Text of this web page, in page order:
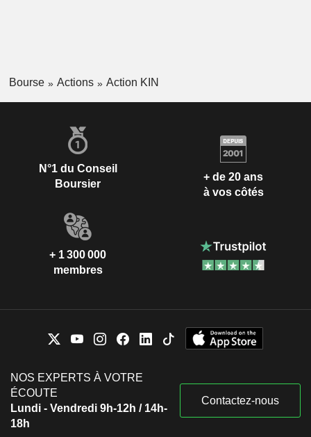
Bourse Actions Action KIN
N°1 du Conseil
Boursier
+ de 20 ans
à vos côtés
+ 1 300 000
membres
NOS EXPERTS À VOTRE
ÉCOUTE
Lundi - Vendredi 9h-12h / 14h-
18h
Contactez-nous